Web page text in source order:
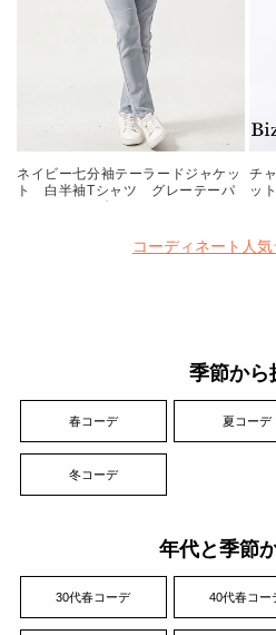
ネイビー七分袖テーラードジャケッ
ト 白半袖Tシャツ グレーテーパ
チ
ッ
コーディネート人
季節から
春コーデ 夏コーデ
冬コーデ
年代と季節
30代春コーデ 40代春コー